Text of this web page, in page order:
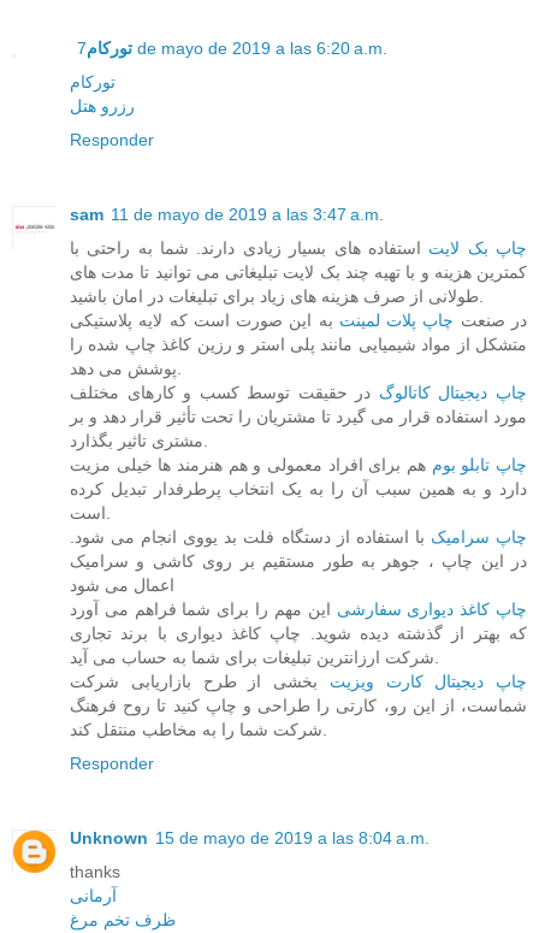
تورکام 7 de mayo de 2019 a las 6:20 a.m.
تورکام
رزرو هتل
Responder
sam 11 de mayo de 2019 a las 3:47 a.m.
چاپ بک لایت استفاده های بسیار زیادی دارند. شما به راحتی با
کمترین هزینه و با تهیه چند بک لایت تبلیغاتی می توانید تا مدت های
در صنعت چاپ پلات لمینت به این صورت است که لایه پلاستیکی
متشکل از مواد شیمیایی مانند پلی استر و رزین کاغذ چاپ شده را
چاپ دیجیتال کاتالوگ در حقیقت توسط کسب و کارهای مختلف
مورد استفاده قرار می گیرد تا مشتریان را تحت تأثیر قرار دهد و بر
چاپ تابلو بوم هم برای افراد معمولی و هم هنرمند ها خیلی مزیت
دارد و به همین سبب آن را به یک انتخاب پرطرفدار تبدیل کرده
چاپ سرامیک با استفاده از دستگاه فلت بد یووی انجام می شود.
در این چاپ ، جوهر به طور مستقیم بر روی کاشی و سرامیک
اعمال می شود
چاپ کاغذ دیواری سفارشی این مهم را برای شما فراهم می آورد
که بهتر از گذشته دیده شوید. چاپ کاغذ دیواری با برند تجاری
چاپ دیجیتال کارت ویزیت بخشی از طرح بازاریابی شرکت
شماست، از این رو، کارتی را طراحی و چاپ کنید تا روح فرهنگ
Responder
Unknown 15 de mayo de 2019 a las 8:04 a.m.
thanks
آرمانی
ظرف تخم مرغ